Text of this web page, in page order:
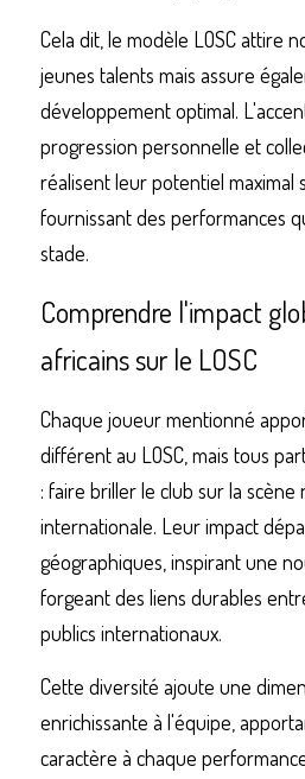
Cela dit, le modèle LOSC attire
jeunes talents mais assure
développement optimal.
progression personnelle et
réalisent leur potentiel maximal
fournissant des performances
stade.
Comprendre l'impact
africains sur le LOSC
Chaque joueur mentionné
différent au LOSC, mais tous
: faire briller le club sur la scène
internationale. Leur impact
géographiques, inspirant une
forgeant des liens durables
publics internationaux.
Cette diversité ajoute une
enrichissante à l'équipe,
caractère à chaque